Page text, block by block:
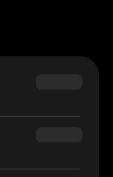
$69.90
$54.90